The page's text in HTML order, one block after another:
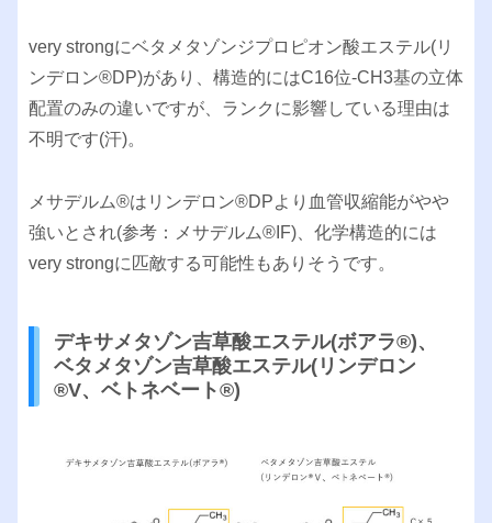
very strongにベタメタゾンジプロピオン酸エステル(リ
ンデロン®︎DP)があり、構造的にはC16位-CH3基の立体
配置のみの違いですが、ランクに影響している理由は
不明です(汗)。
メサデルム®︎はリンデロン®︎DPより血管収縮能がやや
強いとされ(参考：メサデルム®︎IF)、化学構造的には
very strongに匹敵する可能性もありそうです。
デキサメタゾン吉草酸エステル(ボアラ®︎)、
ベタメタゾン吉草酸エステル(リンデロン
®︎V、ベトネベート®︎)